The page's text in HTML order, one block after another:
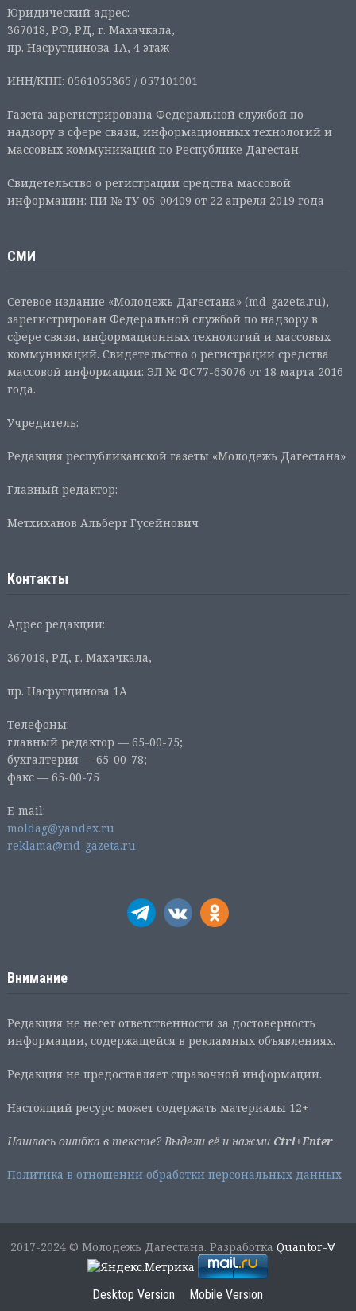
Юридический адрес:
367018, РФ, РД, г. Махачкала,
пр. Насрутдинова 1А, 4 этаж
ИНН/КПП: 0561055365 / 057101001
Газета зарегистрирована Федеральной службой по
надзору в сфере связи, информационных технологий и
массовых коммуникаций по Республике Дагестан.
Свидетельство о регистрации средства массовой
информации: ПИ № ТУ 05-00409 от 22 апреля 2019 года
СМИ
Сетевое издание «Молодежь Дагестана» (md-gazeta.ru),
зарегистрирован Федеральной службой по надзору в
сфере связи, информационных технологий и массовых
коммуникаций. Свидетельство о регистрации средства
массовой информации: ЭЛ № ФС77-65076 от 18 марта 2016
года.
Учредитель:
Редакция республиканской газеты «Молодежь Дагестана»
Главный редактор:
Метхиханов Альберт Гусейнович
Контакты
Адрес редакции:
367018, РД, г. Махачкала,
пр. Насрутдинова 1А
Телефоны:
главный редактор — 65-00-75;
бухгалтерия — 65-00-78;
факс — 65-00-75
E-mail:
moldag@yandex.ru
reklama@md-gazeta.ru
Внимание
Редакция не несет ответственности за достоверность
информации, содержащейся в рекламных объявлениях.
Редакция не предоставляет справочной информации.
Настоящий ресурс может содержать материалы 12+
Нашлась ошибка в тексте? Выдели её и нажми Ctrl+Enter
Политика в отношении обработки персональных данных
2017-2024 © Молодежь Дагестана. РазработкаQuantor-∀
Desktop Version Mobile Version